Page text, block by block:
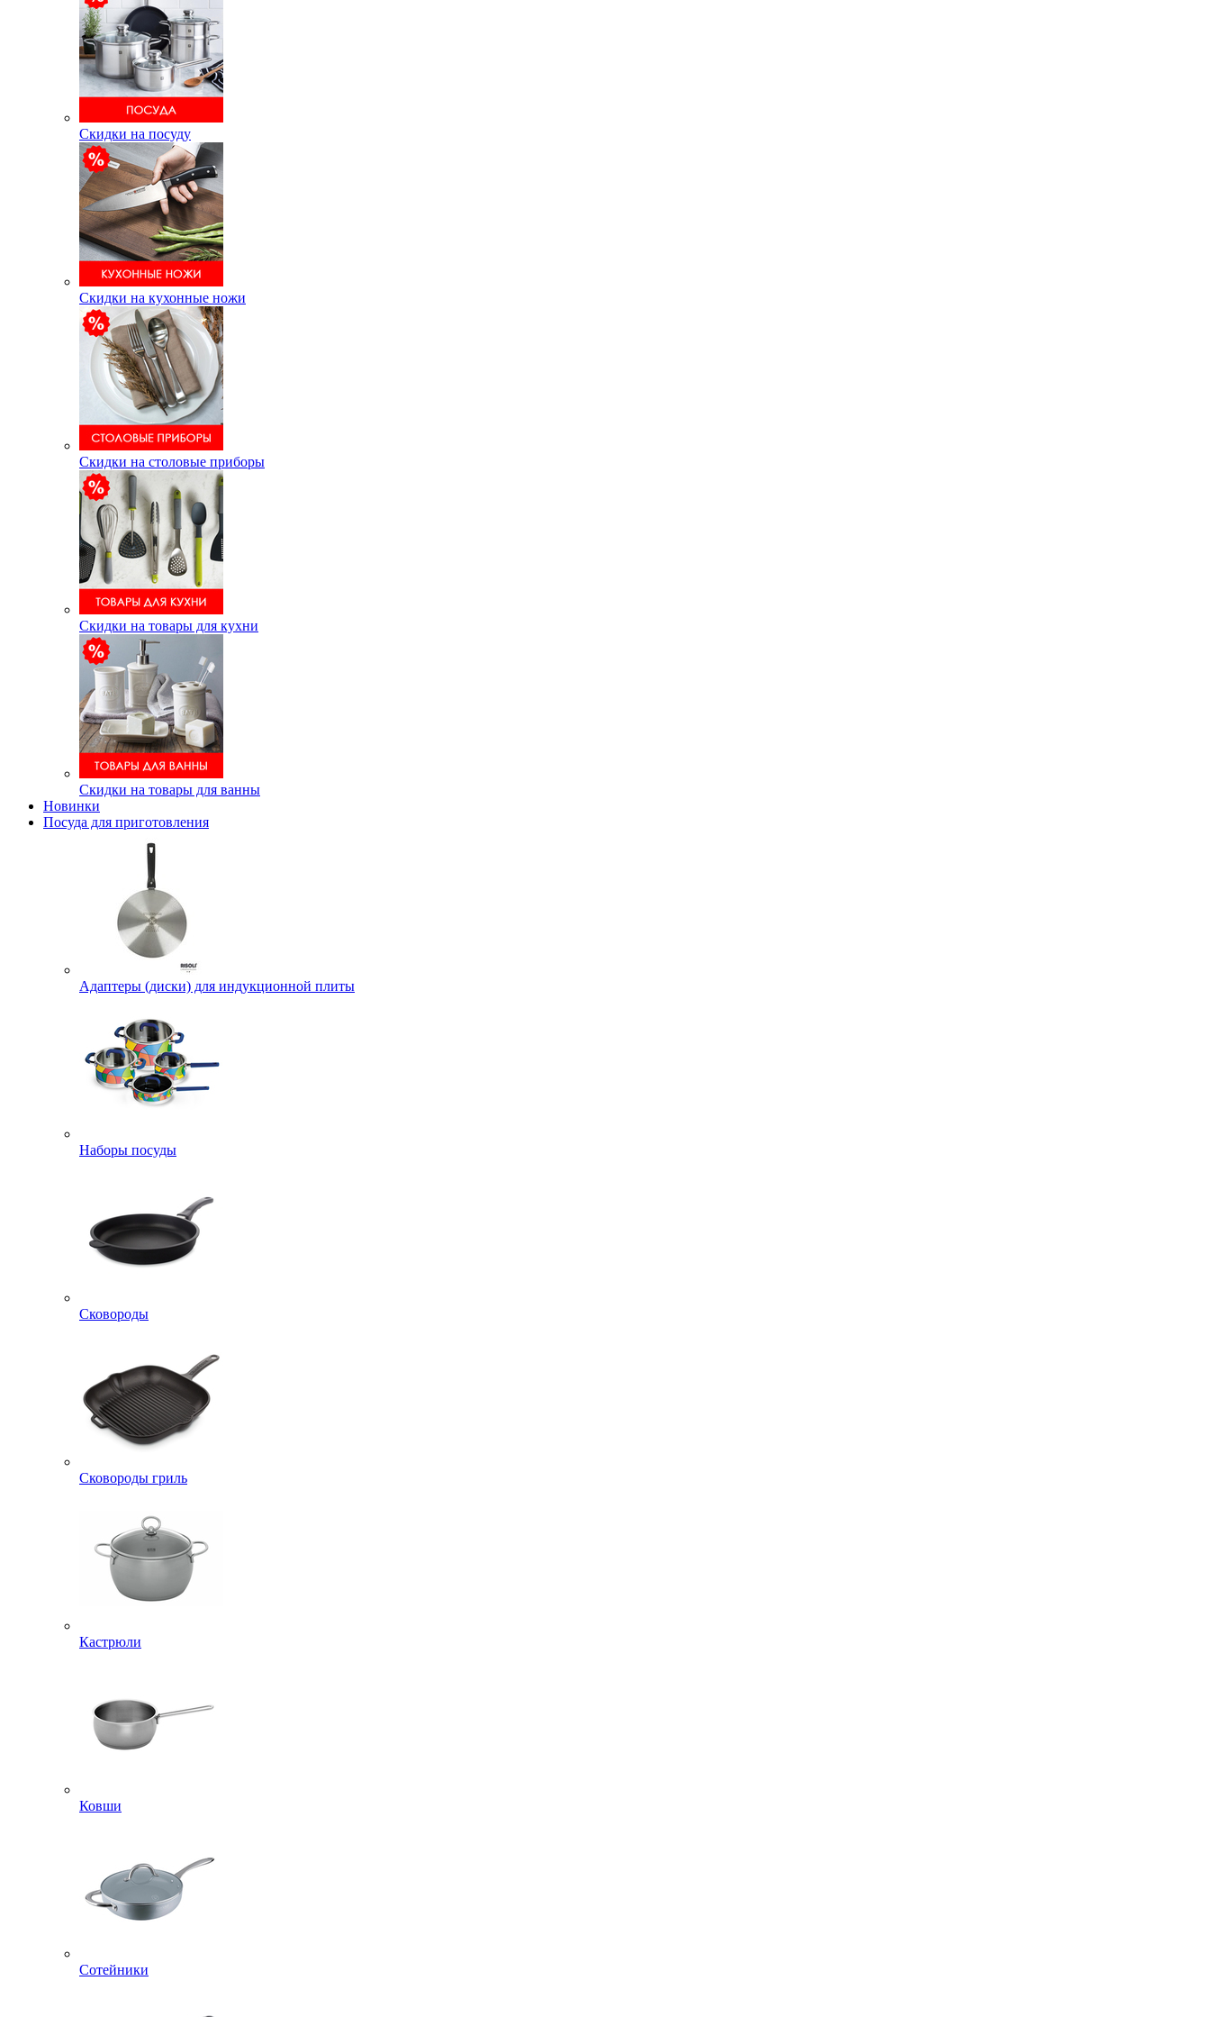
Скидки на посуду
Скидки на кухонные ножи
Скидки на столовые приборы
Скидки на товары для кухни
Скидки на товары для ванны
Новинки
Посуда для приготовления
Адаптеры (диски) для индукционной плиты
Наборы посуды
Сковороды
Сковороды гриль
Кастрюли
Ковши
Сотейники